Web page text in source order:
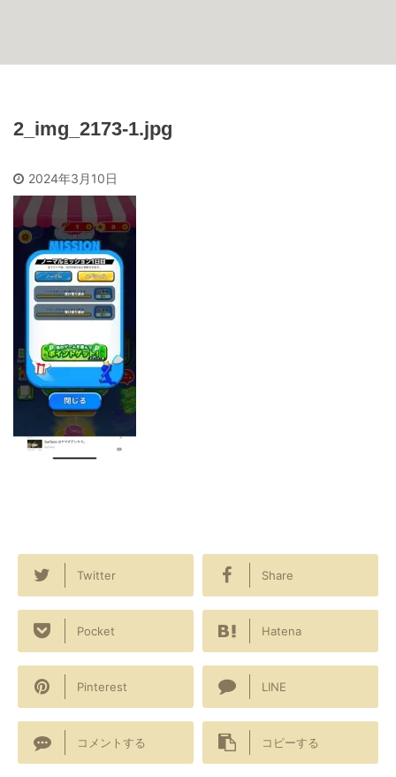
2_img_2173-1.jpg
2024年3月10日
Twitter Share
Pocket Hatena
Pinterest LINE
コメントする コピーする